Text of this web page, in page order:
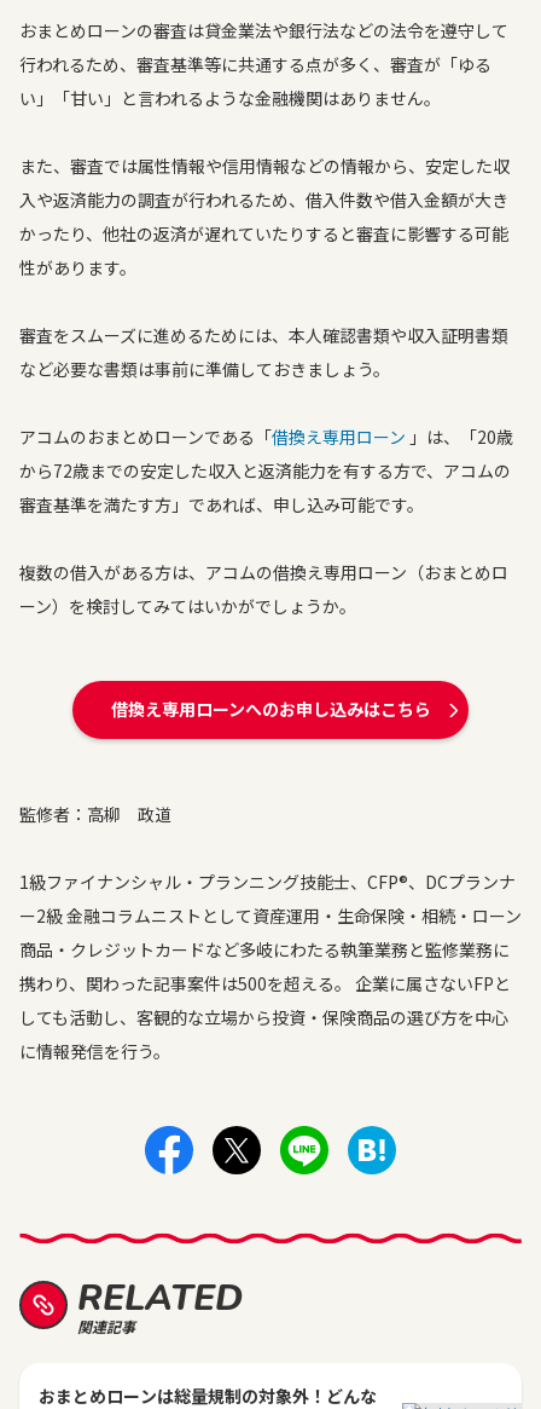
おまとめローンの審査は貸金業法や銀行法などの法令を遵守して
行われるため、審査基準等に共通する点が多く、審査が「ゆる
い」「甘い」と言われるような金融機関はありません。
また、審査では属性情報や信用情報などの情報から、安定した収
入や返済能力の調査が行われるため、借入件数や借入金額が大き
かったり、他社の返済が遅れていたりすると審査に影響する可能
性があります。
審査をスムーズに進めるためには、本人確認書類や収入証明書類
など必要な書類は事前に準備しておきましょう。
アコムのおまとめローンである「借換え専用ローン 」は、「20歳
から72歳までの安定した収入と返済能力を有する方で、アコムの
審査基準を満たす方」であれば、申し込み可能です。
複数の借入がある方は、アコムの借換え専用ローン（おまとめロ
ーン）を検討してみてはいかがでしょうか。
借換え専用ローンへのお申し込みはこちら
監修者：高柳 政道
1級ファイナンシャル・プランニング技能士、CFP®、DCプランナ
ー2級 金融コラムニストとして資産運用・生命保険・相続・ローン
商品・クレジットカードなど多岐にわたる執筆業務と監修業務に
携わり、関わった記事案件は500を超える。 企業に属さないFPと
しても活動し、客観的な立場から投資・保険商品の選び方を中心
に情報発信を行う。
RELATED
関連記事
おまとめローンは総量規制の対象外！どんな